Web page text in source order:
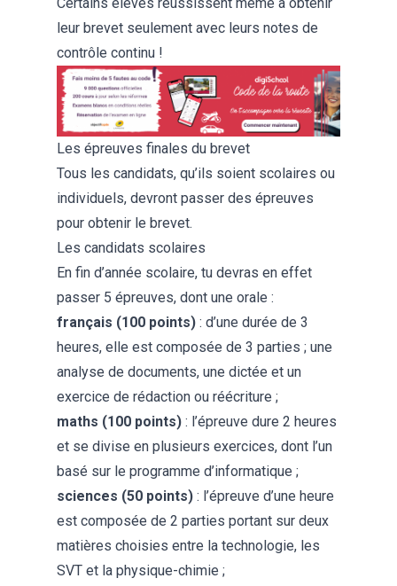
Certains élèves réussissent même à obtenir
leur brevet seulement avec leurs notes de
contrôle continu !
Les épreuves finales du brevet
Tous les candidats, qu’ils soient scolaires ou
individuels, devront passer des épreuves
pour obtenir le brevet.
Les candidats scolaires
En fin d’année scolaire, tu devras en effet
passer 5 épreuves, dont une orale :
français (100 points) : d’une durée de 3
heures, elle est composée de 3 parties ; une
analyse de documents, une dictée et un
exercice de rédaction ou réécriture ;
maths (100 points) : l’épreuve dure 2 heures
et se divise en plusieurs exercices, dont l’un
basé sur le programme d’informatique ;
sciences (50 points) : l’épreuve d’une heure
est composée de 2 parties portant sur deux
matières choisies entre la technologie, les
SVT et la physique-chimie ;